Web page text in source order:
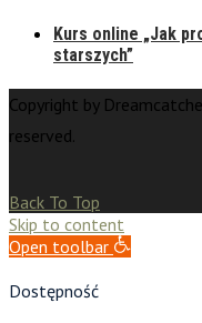
Kurs online „Jak
starszych”
Copyright by
reserved.
Back To Top
Skip to content
Open toolbar
Dostępność